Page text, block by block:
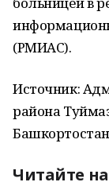
(РМИАС).
Источник:
района
Читайте